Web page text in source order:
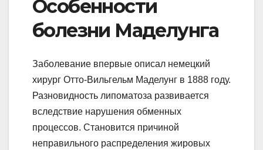
Особенности
болезни Маделунга
Заболевание впервые описал немецкий
хирург Отто-Вильгельм Маделунг в 1888 году.
Разновидность липоматоза развивается
вследствие нарушения обменных
процессов. Становится причиной
неправильного распределения жировых